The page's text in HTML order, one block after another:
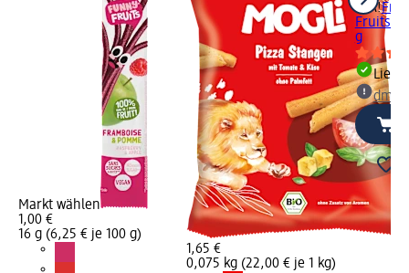
Markt wählen
1,00 €
16 g (6,25 € je 100 g)
1,65 €
0,075 kg (22,00 € je 1 kg)
N.A!
Fruits
g
dm